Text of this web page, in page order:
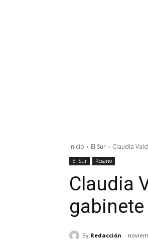
Inicio El Sur Claudia
El Sur Rosario
Claudia
gabinete
By Redacción